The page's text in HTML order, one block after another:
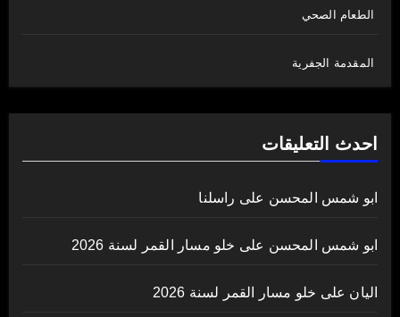
الطعام الصحي
المقدمة الجفرية
احدث التعليقات
ابو شمس المحسن على راسلنا
ابو شمس المحسن على خلو مسار القمر لسنة 2026
اليان على خلو مسار القمر لسنة 2026